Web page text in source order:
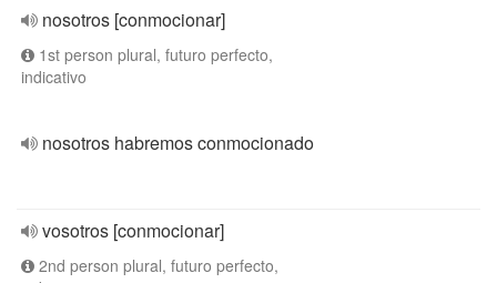
nosotros [conmocionar]
1st person plural, futuro perfecto,
indicativo
nosotros habremos conmocionado
vosotros [conmocionar]
2nd person plural, futuro perfecto,